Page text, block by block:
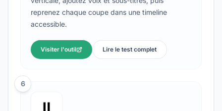
reprenez chaque coupe dans une timeline
accessible.
Visiter l'outil Lire le test complet
6